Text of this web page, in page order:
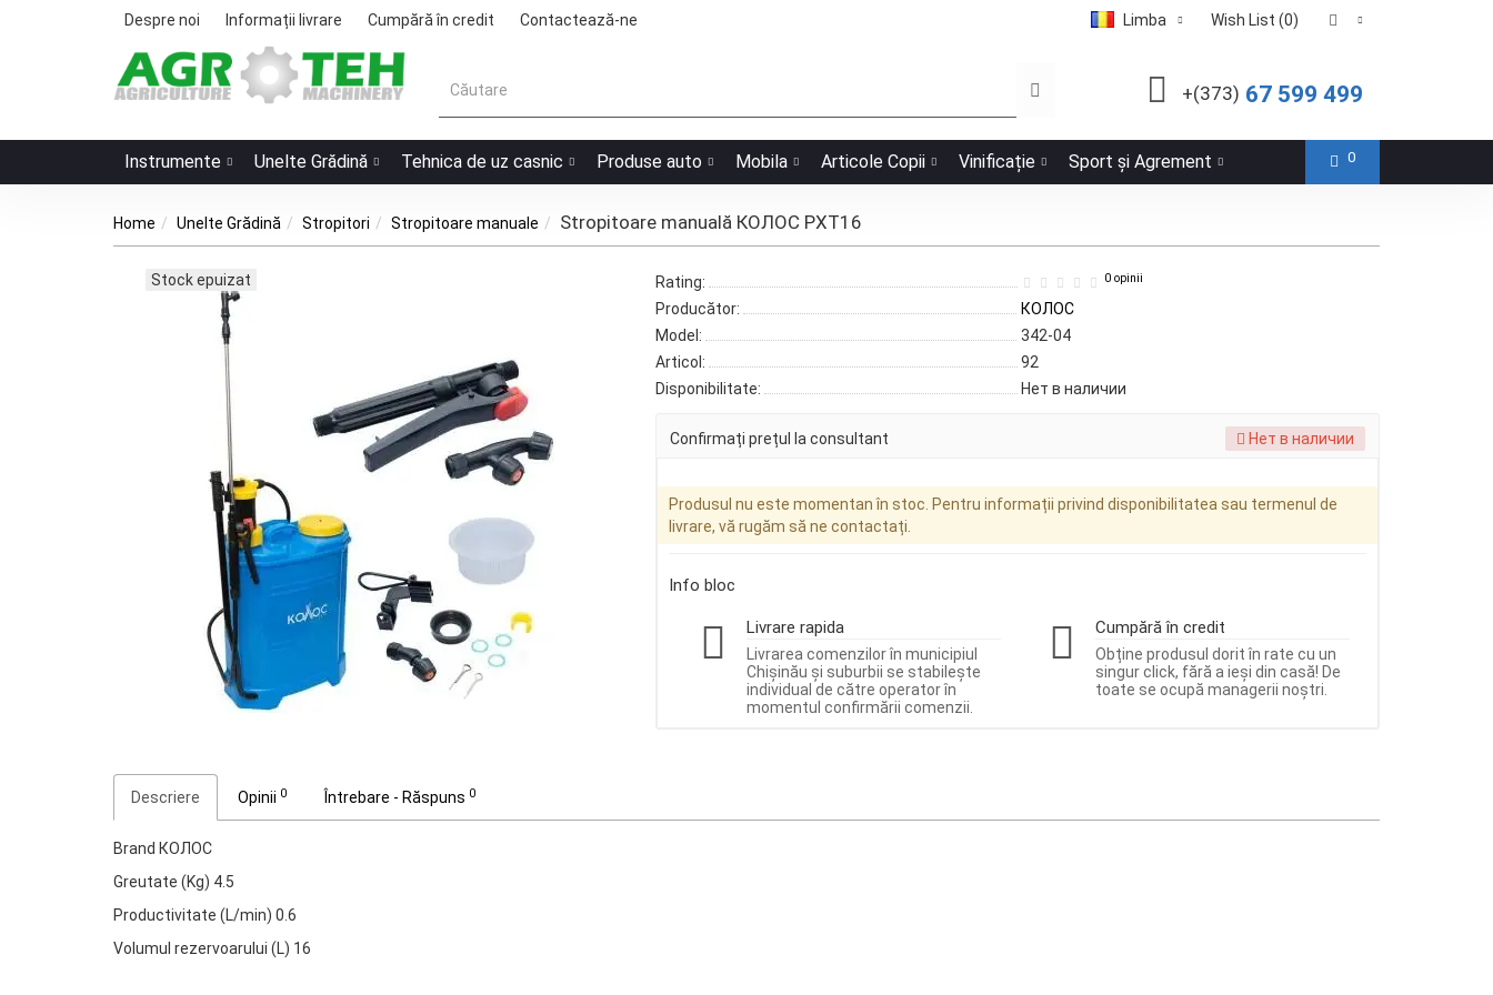
Despre noi Informații livrare Cumpără în credit Contactează-ne Limba Wish List (0)
+(373) 67 599 499
Instrumente Unelte Grădină Tehnica de uz casnic Produse auto Mobila Articole Copii Vinificație Sport și Agrement 0
Home Unelte Grădină Stropitori Stropitoare manuale Stropitoare manuală КОЛОС PXT16
Stock epuizat Rating: 0 opinii
Producător:
КОЛОС
Model:
342-04
Articol:
92
Disponibilitate:
Нет в наличии
Confirmați prețul la consultant Нет в наличии
Produsul nu este momentan în stoc. Pentru informații privind disponibilitatea sau termenul de
livrare, vă rugăm să ne contactați.
Info bloc
Livrare rapida
Livrarea comenzilor în municipiul
Chișinău și suburbii se stabilește
individual de către operator în
momentul confirmării comenzii.
Cumpără în credit
Obține produsul dorit în rate cu un
singur click, fără a ieși din casă! De
toate se ocupă managerii noștri.
Descriere Opinii 0 Întrebare - Răspuns 0
Brand КОЛОС
Greutate (Kg) 4.5
Productivitate (L/min) 0.6
Volumul rezervoarului (L) 16